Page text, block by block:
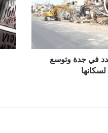
في جدة وتوسع